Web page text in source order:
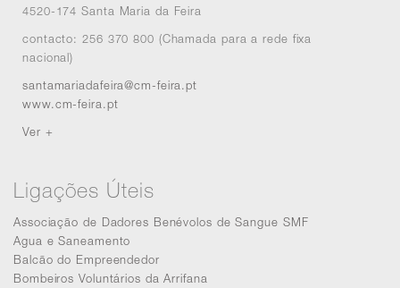
4520-174 Santa Maria da Feira
contacto: 256 370 800 (Chamada para a rede fixa
nacional)
santamariadafeira@cm-feira.pt
www.cm-feira.pt
Ver +
Ligações Úteis
Associação de Dadores Benévolos de Sangue SMF
Agua e Saneamento
Balcão do Empreendedor
Bombeiros Voluntários da Arrifana